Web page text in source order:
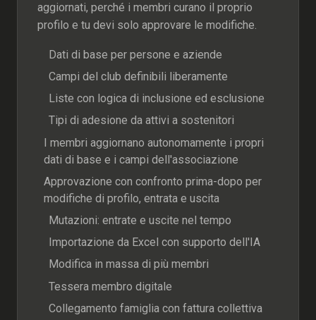
aggiornati, perché i membri curano il proprio
profilo e tu devi solo approvare le modifiche.
Dati di base per persone e aziende
Campi del club definibili liberamente
Liste con logica di inclusione ed esclusione
Tipi di adesione da attivi a sostenitori
I membri aggiornano autonomamente i propri
dati di base e i campi dell'associazione
Approvazione con confronto prima-dopo per
modifiche di profilo, entrata e uscita
Mutazioni: entrate e uscite nel tempo
Importazione da Excel con supporto dell'IA
Modifica in massa di più membri
Tessera membro digitale
Collegamento famiglia con fattura collettiva